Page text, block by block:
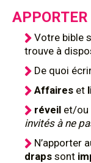
APPORTER
Votre bible
trouve à
De quoi
Affaires et
réveil et/ou
invités à ne
N’apporter
draps sont